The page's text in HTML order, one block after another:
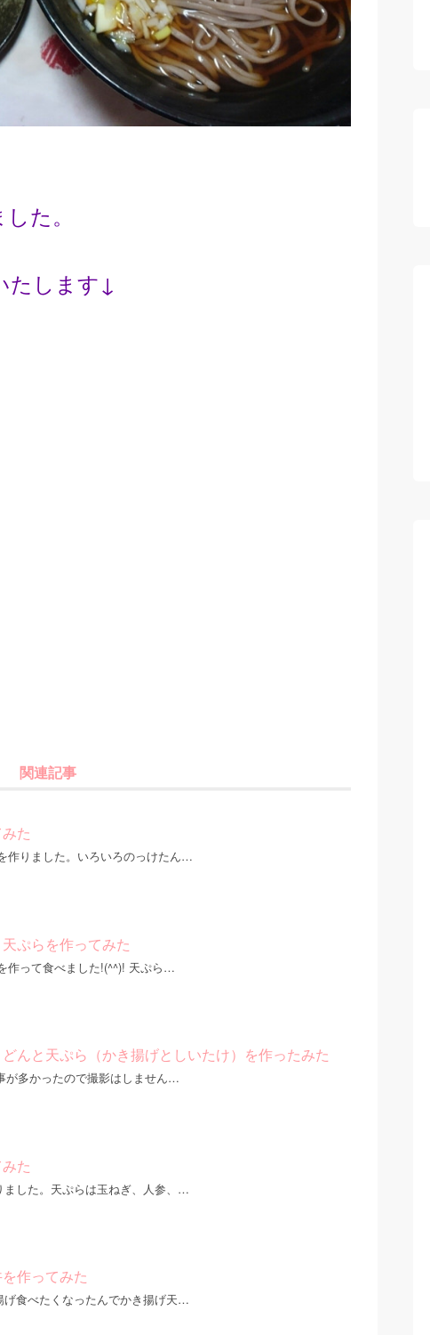
た。
たします↓
関連記事
た
作りました。いろいろのっけたん…
ぷらを作ってみた
作って食べました!(^^)! 天ぷら…
んと天ぷら（かき揚げとしいたけ）を作ったみた
が多かったので撮影はしません…
た
ました。天ぷらは玉ねぎ、人参、…
作ってみた
食べたくなったんでかき揚げ天…